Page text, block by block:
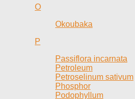
O
Okoubaka
P
Passiflora incarnata
Petroleum
Petroselinum sativum
Phosphor
Podophyllum